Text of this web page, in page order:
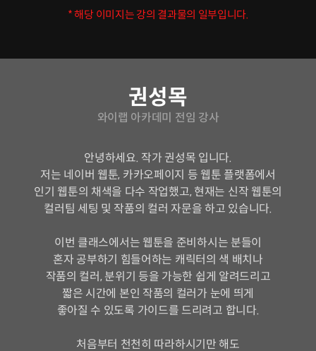
* 해당 이미지는 강의 결과물의 일부입니다.
권성목
와이랩 아카데미 전임 강사
안녕하세요. 작가 권성목 입니다.
저는 네이버 웹툰, 카카오페이지 등 웹툰 플랫폼에서
인기 웹툰의 채색을 다수 작업했고, 현재는 신작 웹툰의
컬러팀 세팅 및 작품의 컬러 자문을 하고 있습니다.
이번 클래스에서는 웹툰을 준비하시는 분들이
혼자 공부하기 힘들어하는 캐릭터의 색 배치나
작품의 컬러, 분위기 등을 가능한 쉽게 알려드리고
짧은 시간에 본인 작품의 컬러가 눈에 띄게
좋아질 수 있도록 가이드를 드리려고 합니다.
처음부터 천천히 따라하시기만 해도